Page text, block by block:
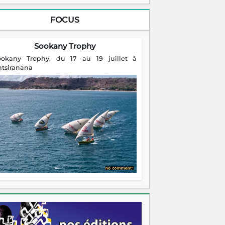
FOCUS
Sookany Trophy
Trophy, du 17 au 19 juillet à